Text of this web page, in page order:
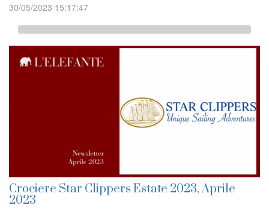
30/05/2023 15:17:47
Crociere Star Clippers Estate 2023, Aprile
2023